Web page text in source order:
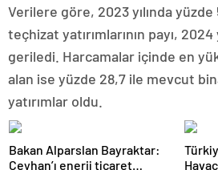
Verilere göre, 2023 yılında
teçhizat yatırımlarının payı, 2024
geriledi. Harcamalar içinde en
alan ise yüzde 28,7 ile mevcut
yatırımlar oldu.
Bakan Alparslan Bayraktar:
Ceyhan’ı enerji ticaret